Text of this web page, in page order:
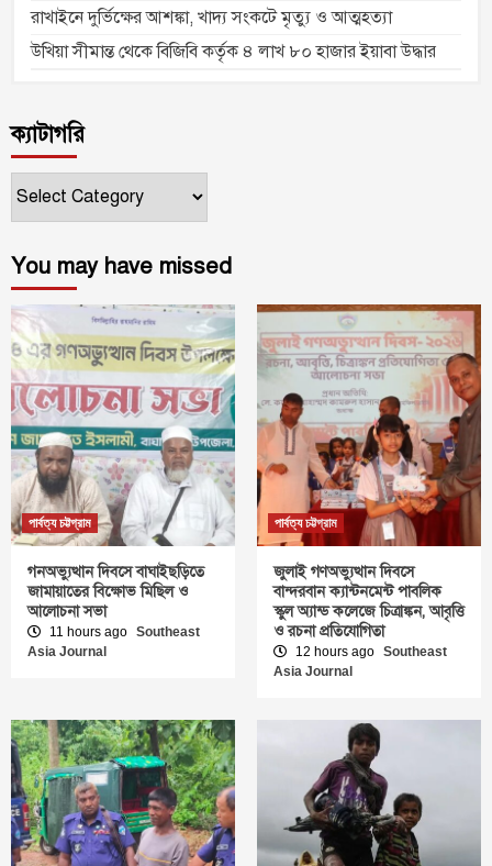
রাখাইনে দুর্ভিক্ষের আশঙ্কা, খাদ্য সংকটে মৃত্যু ও আত্মহত্যা
উখিয়া সীমান্ত থেকে বিজিবি কর্তৃক ৪ লাখ ৮০ হাজার ইয়াবা উদ্ধার
ক্যাটাগরি
ক্যাটাগরি
You may have missed
পার্বত্য চট্টগ্রাম
গনঅভ্যুত্থান দিবসে বাঘাইছড়িতে
জামায়াতের বিক্ষোভ মিছিল ও
আলোচনা সভা
11 hours ago Southeast
Asia Journal
পার্বত্য চট্টগ্রাম
জুলাই গণঅভ্যুত্থান দিবসে
বান্দরবান ক্যান্টনমেন্ট পাবলিক
স্কুল অ্যান্ড কলেজে চিত্রাঙ্কন, আবৃত্তি
ও রচনা প্রতিযোগিতা
12 hours ago Southeast
Asia Journal